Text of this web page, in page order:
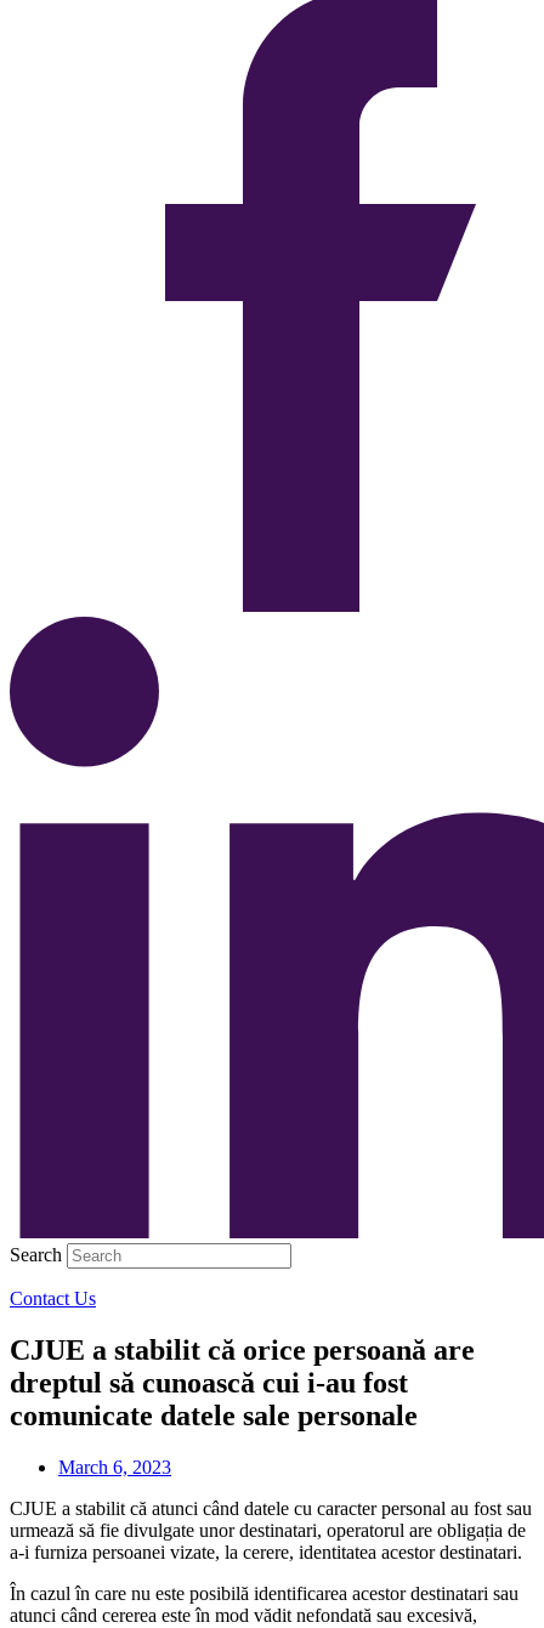
Search
Contact Us
CJUE a stabilit că orice persoană are
dreptul să cunoască cui i-au fost
comunicate datele sale personale
March 6, 2023
CJUE a stabilit că atunci când datele cu caracter personal au fost sau
urmează să fie divulgate unor destinatari, operatorul are obligația de
a-i furniza persoanei vizate, la cerere, identitatea acestor destinatari.
În cazul în care nu este posibilă identificarea acestor destinatari sau
atunci când cererea este în mod vădit nefondată sau excesivă,